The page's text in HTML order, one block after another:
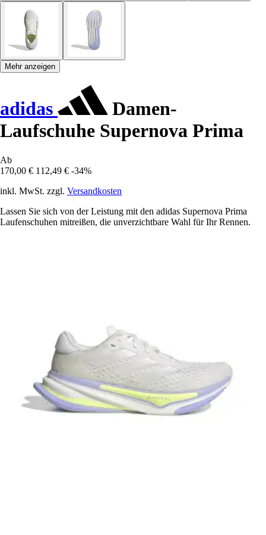
Mehr anzeigen
adidas
Damen-
Laufschuhe Supernova Prima
Ab
170,00 € 112,49 € -34%
inkl. MwSt. zzgl. Versandkosten
Lassen Sie sich von der Leistung mit den adidas Supernova Prima
Laufenschuhen mitreißen, die unverzichtbare Wahl für Ihr Rennen.